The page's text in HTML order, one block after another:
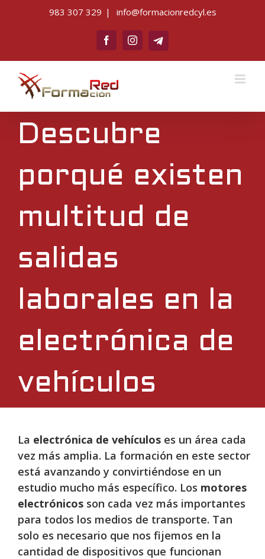
983 307 329 | info@formacionredcyl.es
FacebookInstagram
Telegram
Descubre
porqué existen
multitud de
salidas
laborales en la
electrónica de
vehículos
La electrónica de vehículoses un área cada
vez más amplia. La formación en este sector
está avanzando y convirtiéndose en un
estudio mucho más específico. Los motores
electrónicosson cada vez más importantes
para todos los medios de transporte. Tan
solo es necesario que nos fijemos en la
cantidad de dispositivos que funcionan